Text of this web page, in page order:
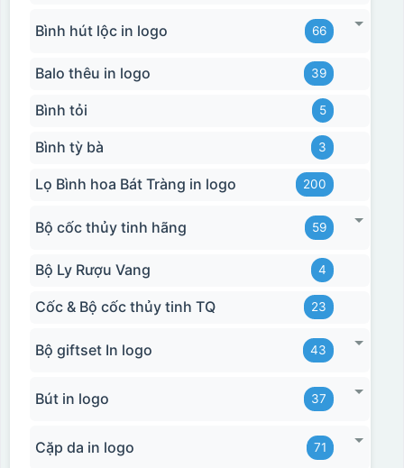
Bình hút lộc in logo 66
Balo thêu in logo 39
Bình tỏi 5
Bình tỳ bà 3
Lọ Bình hoa Bát Tràng in logo 200
Bộ cốc thủy tinh hãng 59
Bộ Ly Rượu Vang 4
Cốc & Bộ cốc thủy tinh TQ 23
Bộ giftset In logo 43
Bút in logo 37
Cặp da in logo 71